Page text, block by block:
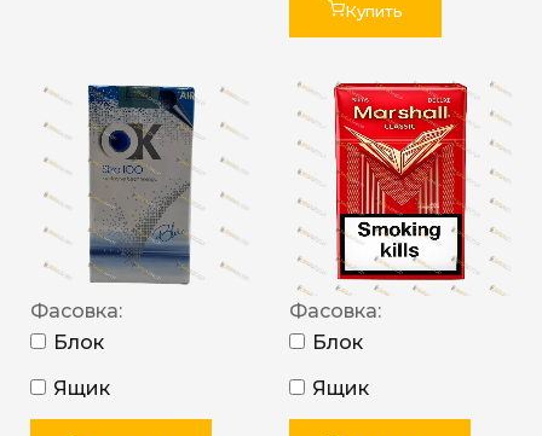
Купить
Фасовка:
Блок
Ящик
Фасовка:
Блок
Ящик